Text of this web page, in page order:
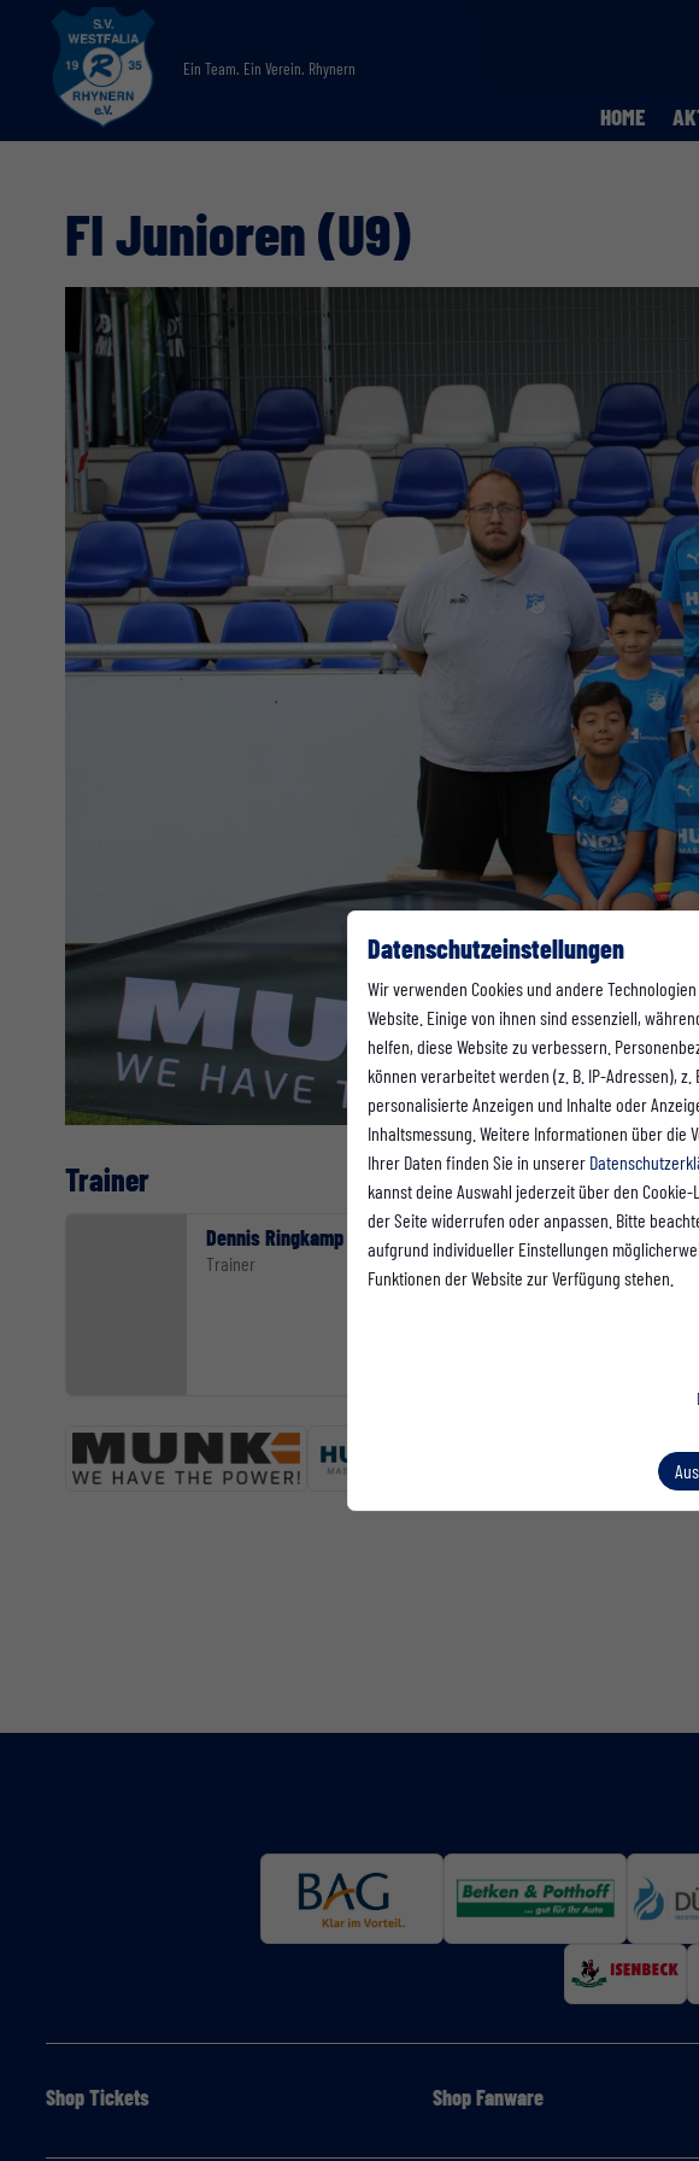
Datenschutzeinstellungen
Wir verwenden Cookies und andere
Website. Einige von ihnen sind essenziell,
helfen, diese Website zu verbessern.
können verarbeitet werden (z. B. IP-Adressen), z.
personalisierte Anzeigen und Inhalte oder
Inhaltsmessung. Weitere Informationen über die
Ihrer Daten finden Sie in unserer
kannst deine Auswahl jederzeit über den Cookie-
der Seite widerrufen oder anpassen. Bitte
aufgrund individueller Einstellungen
Funktionen der Website zur Verfügung stehen.
Ein Team. Ein Verein. Rhynern
HOME
FI Junioren (U9)
Trainer
Dennis Ringkamp
Trainer
Shop Tickets Shop Fanware